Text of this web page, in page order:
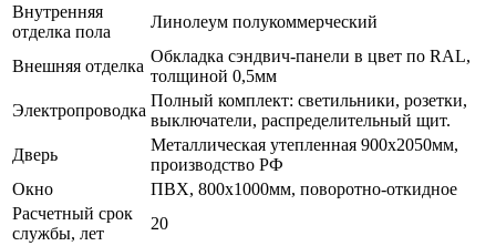
Внутренняя
отделка пола
Линолеум полукоммерческий
Внешняя отделка
Обкладка сэндвич-панели в цвет по RAL,
толщиной 0,5мм
Электропроводка
Полный комплект: светильники, розетки,
выключатели, распределительный щит.
Дверь
Металлическая утепленная 900х2050мм,
производство РФ
Окно
ПВХ, 800х1000мм, поворотно-откидное
Расчетный срок
службы, лет
20